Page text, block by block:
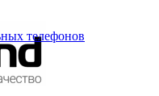
телефонов